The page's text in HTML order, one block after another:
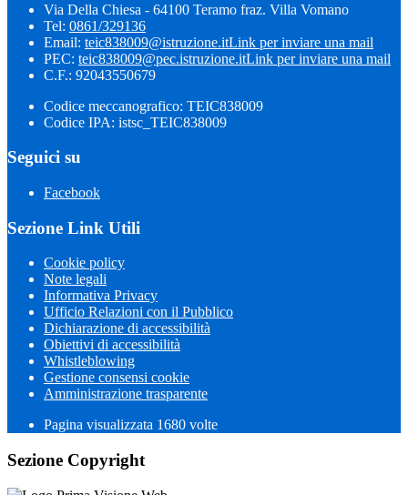
Via Della Chiesa - 64100 Teramo fraz. Villa Vomano
Tel: 0861/329136
Email: teic838009@istruzione.itLink per inviare una mail
PEC: teic838009@pec.​istruzione.itLink per inviare una mail
C.F.: 92043550679
Codice meccanografico: TEIC838009
Codice IPA: istsc_TEIC838009
Seguici su
Facebook
Sezione Link Utili
Cookie policy
Note legali
Informativa Privacy
Ufficio Relazioni con il Pubblico
Dichiarazione di accessibilità
Obiettivi di accessibilità
Whistleblowing
Gestione consensi cookie
Amministrazione trasparente
Pagina visualizzata 1680 volte
Sezione Copyright